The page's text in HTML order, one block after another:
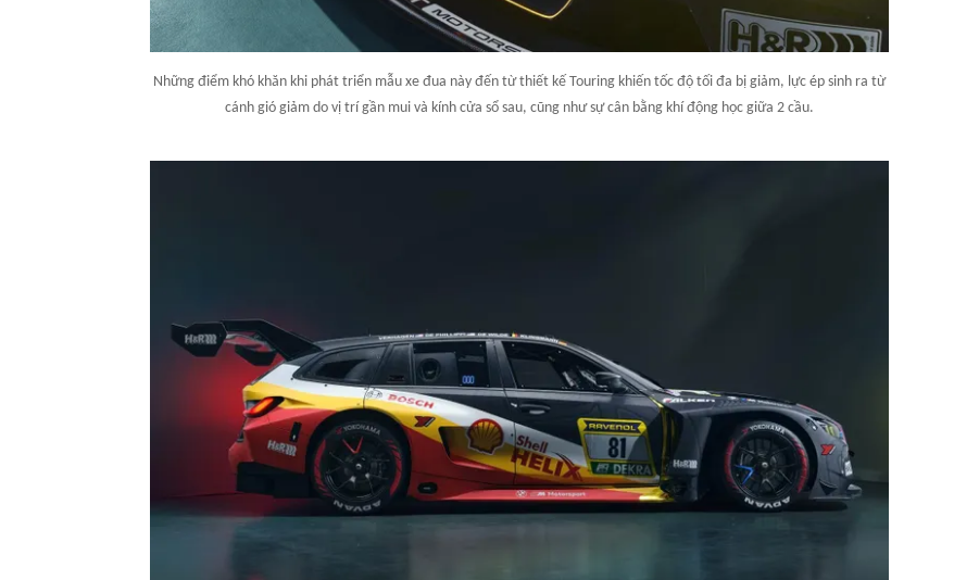
Những điểm khó khăn khi phát triển mẫu xe đua này đến từ thiết kế Touring khiến tốc độ tối đa bị giảm, lực ép sinh ra từ
cánh gió giảm do vị trí gần mui và kính cửa sổ sau, cũng như sự cân bằng khí động học giữa 2 cầu.